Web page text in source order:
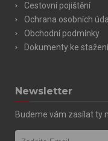
Cestovní pojištění
Ochrana osobních
Obchodní podmínky
Dokumenty ke stažení
Newsletter
Budeme vám zasílat ty